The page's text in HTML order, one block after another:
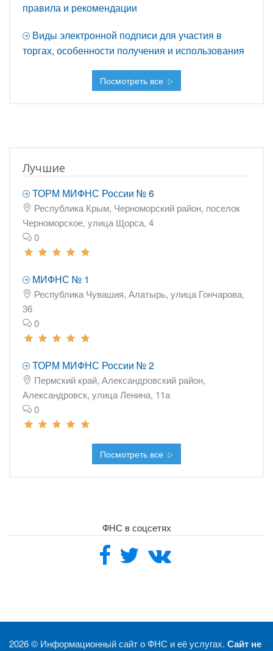
правила и рекомендации
Виды электронной подписи для участия в
торгах, особенности получения и использования
Посмотреть все
Лучшие
ТОРМ МИФНС России № 6
Республика Крым, Черноморский район, поселок
Черноморское, улица Щорса, 4
0
МИФНС № 1
Республика Чувашия, Алатырь, улица Гончарова,
36
0
ТОРМ МИФНС России № 2
Пермский край, Александровский район,
Александровск, улица Ленина, 11а
0
Посмотреть все
ФНС в соцсетях
2026 © Информационный сайт о ФНС и её услугах. Сайт не